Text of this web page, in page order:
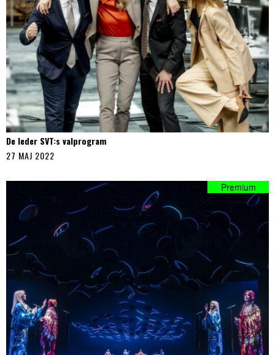
De leder SVT:s valprogram
27 MAJ 2022